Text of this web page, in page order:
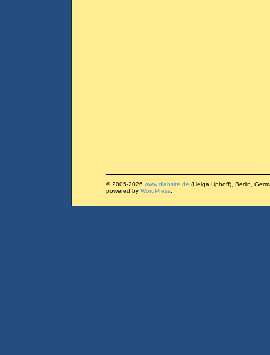
© 2005-2026 www.diabsite.de (Helga Uphoff), Berlin,
powered by WordPress.